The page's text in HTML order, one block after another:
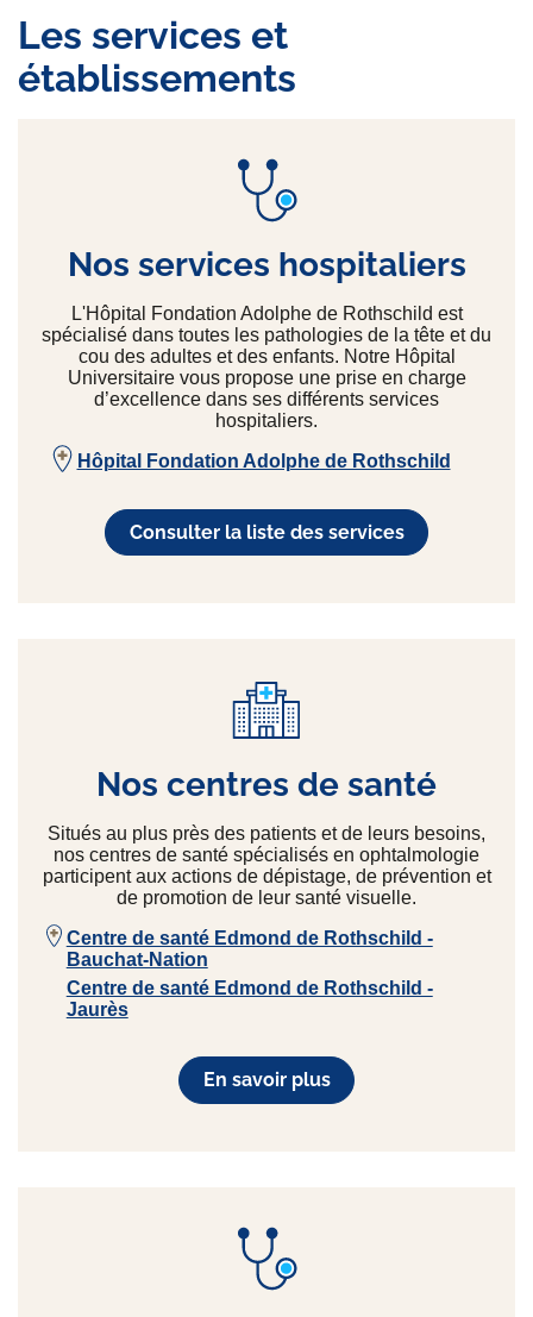
Les services et
établissements
Nos services hospitaliers
L'Hôpital Fondation Adolphe de Rothschild est
spécialisé dans toutes les pathologies de la tête et du
cou des adultes et des enfants. Notre Hôpital
Universitaire vous propose une prise en charge
d’excellence dans ses différents services
hospitaliers.
Hôpital Fondation Adolphe de Rothschild
Consulter la liste des services
Nos centres de santé
Situés au plus près des patients et de leurs besoins,
nos centres de santé spécialisés en ophtalmologie
participent aux actions de dépistage, de prévention et
de promotion de leur santé visuelle.
Centre de santé Edmond de Rothschild -
Bauchat-Nation
Centre de santé Edmond de Rothschild -
Jaurès
En savoir plus